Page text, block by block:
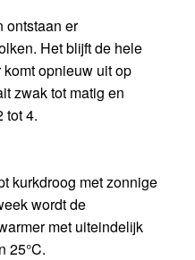
ontstaan er
Het blijft de hele
opnieuw uit op
zwak tot matig en
tot 4.
kurkdroog met zonnige
wordt de
met uiteindelijk
25°C.